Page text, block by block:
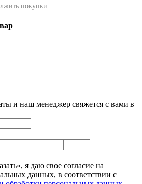
покупки
и наш менеджер свяжется с вами в
я даю свое согласие на
данных, в соответствии с